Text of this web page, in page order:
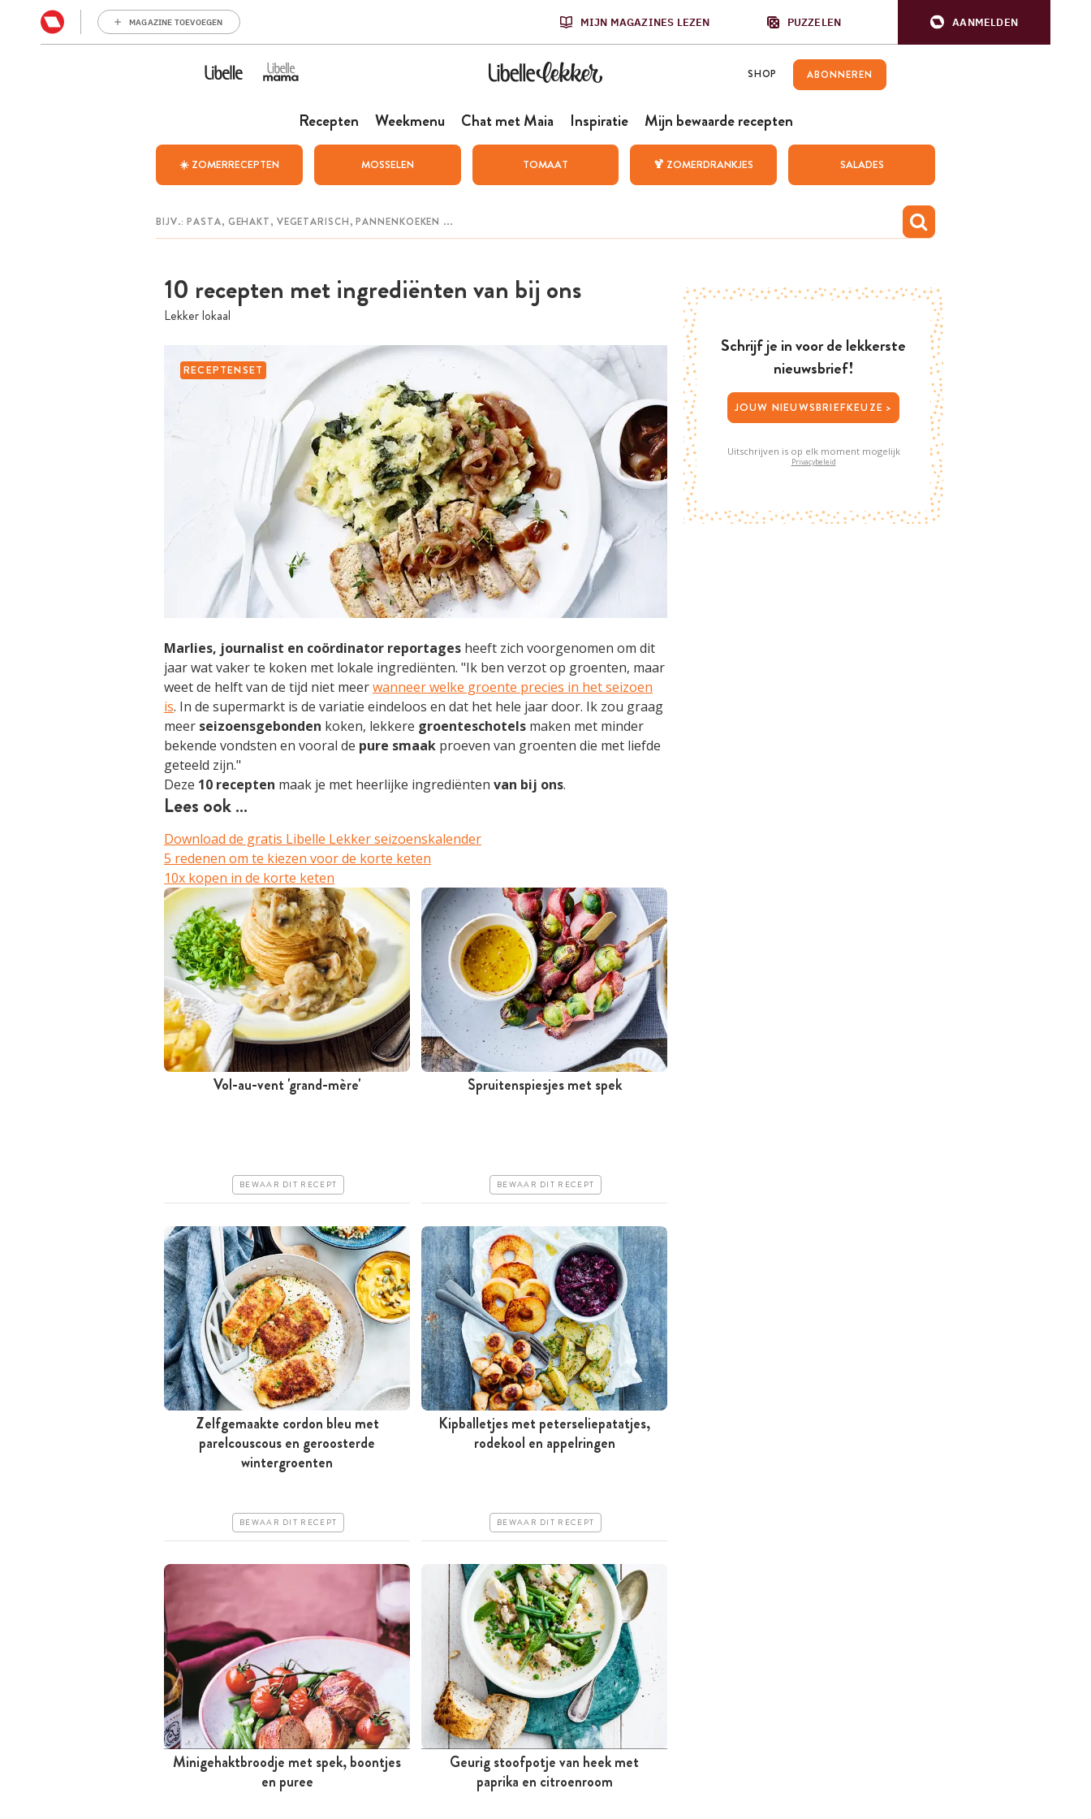
MAGAZINE TOEVOEGEN MIJN MAGAZINES LEZEN PUZZELEN AANMELDEN
SHOP ABONNEREN
Recepten Weekmenu Chat met Maia Inspiratie Mijn bewaarde recepten
☀️ ZOMERRECEPTEN MOSSELEN TOMAAT 🍹 ZOMERDRANKJES SALADES
10 recepten met ingrediënten van bij ons
Lekker lokaal
RECEPTENSET
Marlies, journalist en coördinator reportages heeft zich voorgenomen om dit
jaar wat vaker te koken met lokale ingrediënten. "Ik ben verzot op groenten, maar
weet de helft van de tijd niet meerwanneer welke groente precies in het seizoen
is. In de supermarkt is de variatie eindeloos en dat het hele jaar door. Ik zou graag
meer seizoensgebonden koken, lekkere groenteschotels maken met minder
bekende vondsten en vooral de pure smaak proeven van groenten die met liefde
geteeld zijn."
Deze 10 recepten maak je met heerlijke ingrediënten van bij ons.
Lees ook …
Download de gratis Libelle Lekker seizoenskalender
5 redenen om te kiezen voor de korte keten
10x kopen in de korte keten
Vol-au-vent 'grand-mère'
BEWAAR DIT RECEPT
Spruitenspiesjes met spek
BEWAAR DIT RECEPT
Tussen 30 minuten en 1 uur
Zelfgemaakte cordon bleu met
parelcouscous en geroosterde
wintergroenten
BEWAAR DIT RECEPT
Tussen 30 minuten en 1 uur
Kipballetjes met peterseliepatatjes,
rodekool en appelringen
BEWAAR DIT RECEPT
Tussen 30 minuten en 1 uur
Minigehaktbroodje met spek, boontjes
en puree
Tussen 30 minuten en 1 uur
Geurig stoofpotje van heek met
paprika en citroenroom
Schrijf je in voor de lekkerste
nieuwsbrief!
JOUW NIEUWSBRIEFKEUZE >
Uitschrijven is op elk moment mogelijk
Privacybeleid